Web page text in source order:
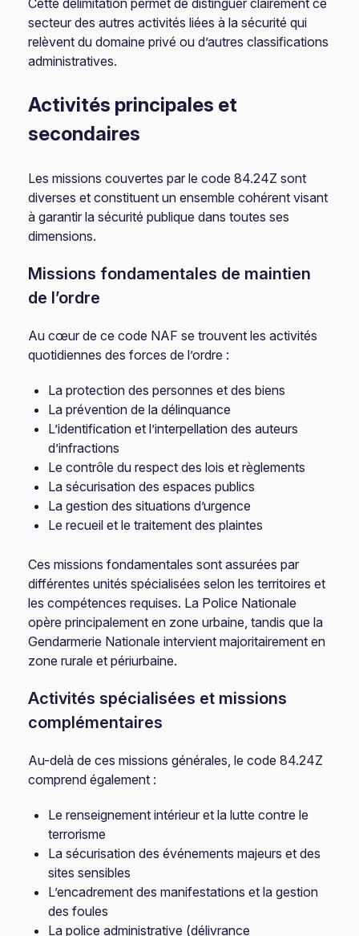
Cette délimitation permet de distinguer clairement ce
secteur des autres activités liées à la sécurité qui
relèvent du domaine privé ou d’autres classifications
administratives.
Activités principales et
secondaires
Les missions couvertes par le code 84.24Z sont
diverses et constituent un ensemble cohérent visant
à garantir la sécurité publique dans toutes ses
dimensions.
Missions fondamentales de maintien
de l’ordre
Au cœur de ce code NAF se trouvent les activités
quotidiennes des forces de l’ordre :
La protection des personnes et des biens
La prévention de la délinquance
L’identification et l’interpellation des auteurs
d’infractions
Le contrôle du respect des lois et règlements
La sécurisation des espaces publics
La gestion des situations d’urgence
Le recueil et le traitement des plaintes
Ces missions fondamentales sont assurées par
différentes unités spécialisées selon les territoires et
les compétences requises. La Police Nationale
opère principalement en zone urbaine, tandis que la
Gendarmerie Nationale intervient majoritairement en
zone rurale et périurbaine.
Activités spécialisées et missions
complémentaires
Au-delà de ces missions générales, le code 84.24Z
comprend également :
Le renseignement intérieur et la lutte contre le
terrorisme
La sécurisation des événements majeurs et des
sites sensibles
L’encadrement des manifestations et la gestion
des foules
La police administrative (délivrance